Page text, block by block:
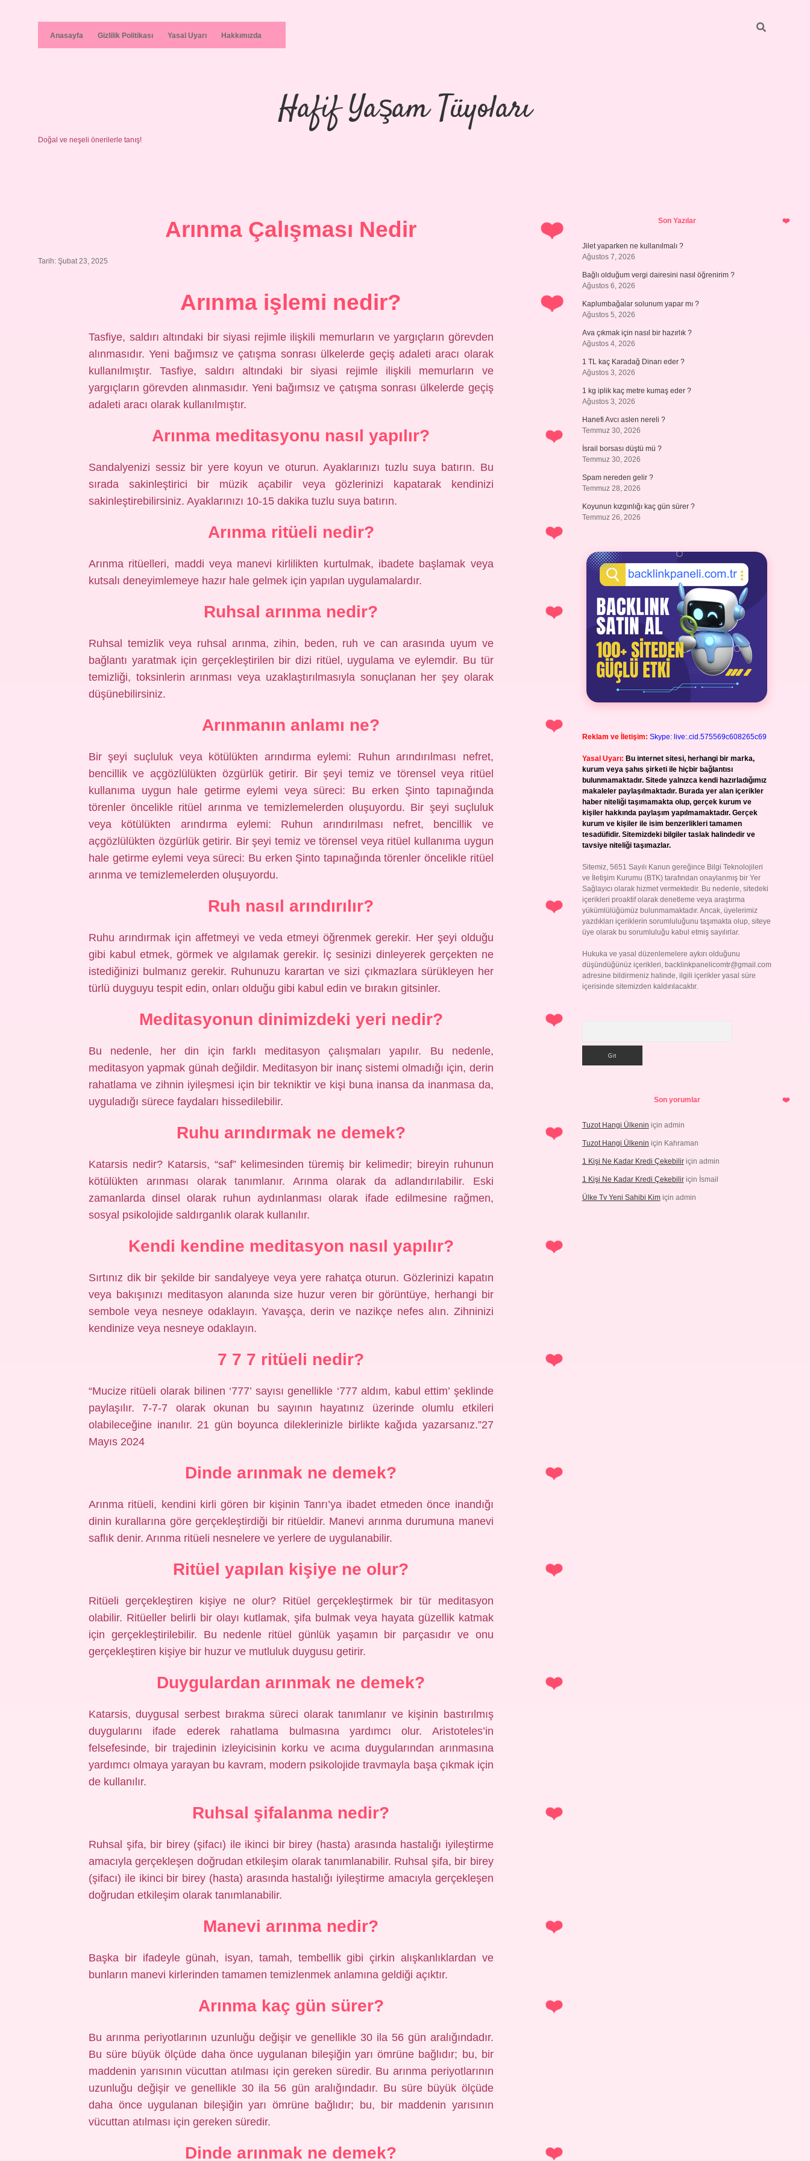
Anasayfa Gizlilik Politikası Yasal Uyarı Hakkımızda
Hafif Yaşam Tüyoları
Doğal ve neşeli önerilerle tanış!
Arınma Çalışması Nedir
Tarih: Şubat 23, 2025
Arınma işlemi nedir?
Tasfiye, saldırı altındaki bir siyasi rejimle ilişkili memurların ve yargıçların görevden
alınmasıdır. Yeni bağımsız ve çatışma sonrası ülkelerde geçiş adaleti aracı olarak
kullanılmıştır. Tasfiye, saldırı altındaki bir siyasi rejimle ilişkili memurların ve
yargıçların görevden alınmasıdır. Yeni bağımsız ve çatışma sonrası ülkelerde geçiş
adaleti aracı olarak kullanılmıştır.
Arınma meditasyonu nasıl yapılır?
Sandalyenizi sessiz bir yere koyun ve oturun. Ayaklarınızı tuzlu suya batırın. Bu
sırada sakinleştirici bir müzik açabilir veya gözlerinizi kapatarak kendinizi
sakinleştirebilirsiniz. Ayaklarınızı 10-15 dakika tuzlu suya batırın.
Arınma ritüeli nedir?
Arınma ritüelleri, maddi veya manevi kirlilikten kurtulmak, ibadete başlamak veya
kutsalı deneyimlemeye hazır hale gelmek için yapılan uygulamalardır.
Ruhsal arınma nedir?
Ruhsal temizlik veya ruhsal arınma, zihin, beden, ruh ve can arasında uyum ve
bağlantı yaratmak için gerçekleştirilen bir dizi ritüel, uygulama ve eylemdir. Bu tür
temizliği, toksinlerin arınması veya uzaklaştırılmasıyla sonuçlanan her şey olarak
düşünebilirsiniz.
Arınmanın anlamı ne?
Bir şeyi suçluluk veya kötülükten arındırma eylemi: Ruhun arındırılması nefret,
bencillik ve açgözlülükten özgürlük getirir. Bir şeyi temiz ve törensel veya ritüel
kullanıma uygun hale getirme eylemi veya süreci: Bu erken Şinto tapınağında
törenler öncelikle ritüel arınma ve temizlemelerden oluşuyordu. Bir şeyi suçluluk
veya kötülükten arındırma eylemi: Ruhun arındırılması nefret, bencillik ve
açgözlülükten özgürlük getirir. Bir şeyi temiz ve törensel veya ritüel kullanıma uygun
hale getirme eylemi veya süreci: Bu erken Şinto tapınağında törenler öncelikle ritüel
arınma ve temizlemelerden oluşuyordu.
Ruh nasıl arındırılır?
Ruhu arındırmak için affetmeyi ve veda etmeyi öğrenmek gerekir. Her şeyi olduğu
gibi kabul etmek, görmek ve algılamak gerekir. İç sesinizi dinleyerek gerçekten ne
istediğinizi bulmanız gerekir. Ruhunuzu karartan ve sizi çıkmazlara sürükleyen her
türlü duyguyu tespit edin, onları olduğu gibi kabul edin ve bırakın gitsinler.
Meditasyonun dinimizdeki yeri nedir?
Bu nedenle, her din için farklı meditasyon çalışmaları yapılır. Bu nedenle,
meditasyon yapmak günah değildir. Meditasyon bir inanç sistemi olmadığı için, derin
rahatlama ve zihnin iyileşmesi için bir tekniktir ve kişi buna inansa da inanmasa da,
uyguladığı sürece faydaları hissedilebilir.
Ruhu arındırmak ne demek?
Katarsis nedir? Katarsis, “saf” kelimesinden türemiş bir kelimedir; bireyin ruhunun
kötülükten arınması olarak tanımlanır. Arınma olarak da adlandırılabilir. Eski
zamanlarda dinsel olarak ruhun aydınlanması olarak ifade edilmesine rağmen,
sosyal psikolojide saldırganlık olarak kullanılır.
Kendi kendine meditasyon nasıl yapılır?
Sırtınız dik bir şekilde bir sandalyeye veya yere rahatça oturun. Gözlerinizi kapatın
veya bakışınızı meditasyon alanında size huzur veren bir görüntüye, herhangi bir
sembole veya nesneye odaklayın. Yavaşça, derin ve nazikçe nefes alın. Zihninizi
kendinize veya nesneye odaklayın.
7 7 7 ritüeli nedir?
“Mucize ritüeli olarak bilinen ‘777’ sayısı genellikle ‘777 aldım, kabul ettim’ şeklinde
paylaşılır. 7-7-7 olarak okunan bu sayının hayatınız üzerinde olumlu etkileri
olabileceğine inanılır. 21 gün boyunca dileklerinizle birlikte kağıda yazarsanız.”27
Mayıs 2024
Dinde arınmak ne demek?
Arınma ritüeli, kendini kirli gören bir kişinin Tanrı’ya ibadet etmeden önce inandığı
dinin kurallarına göre gerçekleştirdiği bir ritüeldir. Manevi arınma durumuna manevi
saflık denir. Arınma ritüeli nesnelere ve yerlere de uygulanabilir.
Ritüel yapılan kişiye ne olur?
Ritüeli gerçekleştiren kişiye ne olur? Ritüel gerçekleştirmek bir tür meditasyon
olabilir. Ritüeller belirli bir olayı kutlamak, şifa bulmak veya hayata güzellik katmak
için gerçekleştirilebilir. Bu nedenle ritüel günlük yaşamın bir parçasıdır ve onu
gerçekleştiren kişiye bir huzur ve mutluluk duygusu getirir.
Duygulardan arınmak ne demek?
Katarsis, duygusal serbest bırakma süreci olarak tanımlanır ve kişinin bastırılmış
duygularını ifade ederek rahatlama bulmasına yardımcı olur. Aristoteles’in
felsefesinde, bir trajedinin izleyicisinin korku ve acıma duygularından arınmasına
yardımcı olmaya yarayan bu kavram, modern psikolojide travmayla başa çıkmak için
de kullanılır.
Ruhsal şifalanma nedir?
Ruhsal şifa, bir birey (şifacı) ile ikinci bir birey (hasta) arasında hastalığı iyileştirme
amacıyla gerçekleşen doğrudan etkileşim olarak tanımlanabilir. Ruhsal şifa, bir birey
(şifacı) ile ikinci bir birey (hasta) arasında hastalığı iyileştirme amacıyla gerçekleşen
doğrudan etkileşim olarak tanımlanabilir.
Manevi arınma nedir?
Başka bir ifadeyle günah, isyan, tamah, tembellik gibi çirkin alışkanlıklardan ve
bunların manevi kirlerinden tamamen temizlenmek anlamına geldiği açıktır.
Arınma kaç gün sürer?
Bu arınma periyotlarının uzunluğu değişir ve genellikle 30 ila 56 gün aralığındadır.
Bu süre büyük ölçüde daha önce uygulanan bileşiğin yarı ömrüne bağlıdır; bu, bir
maddenin yarısının vücuttan atılması için gereken süredir. Bu arınma periyotlarının
uzunluğu değişir ve genellikle 30 ila 56 gün aralığındadır. Bu süre büyük ölçüde
daha önce uygulanan bileşiğin yarı ömrüne bağlıdır; bu, bir maddenin yarısının
vücuttan atılması için gereken süredir.
Dinde arınmak ne demek?
SidebarSon Yazılar
Jilet yaparken ne kullanılmalı ?
Ağustos 7, 2026
Bağlı olduğum vergi dairesini nasıl öğrenirim ?
Ağustos 6, 2026
Kaplumbağalar solunum yapar mı ?
Ağustos 5, 2026
Ava çıkmak için nasıl bir hazırlık ?
Ağustos 4, 2026
1 TL kaç Karadağ Dinarı eder ?
Ağustos 3, 2026
1 kg iplik kaç metre kumaş eder ?
Ağustos 3, 2026
Hanefi Avcı aslen nereli ?
Temmuz 30, 2026
İsrail borsası düştü mü ?
Temmuz 30, 2026
Spam nereden gelir ?
Temmuz 28, 2026
Koyunun kızgınlığı kaç gün sürer ?
Temmuz 26, 2026
Reklam ve İletişim: Skype: live:.cid.575569c608265c69
Yasal Uyarı: Bu internet sitesi, herhangi bir marka,
kurum veya şahıs şirketi ile hiçbir bağlantısı
bulunmamaktadır. Sitede yalnızca kendi hazırladığımız
makaleler paylaşılmaktadır. Burada yer alan içerikler
haber niteliği taşımamakta olup, gerçek kurum ve
kişiler hakkında paylaşım yapılmamaktadır. Gerçek
kurum ve kişiler ile isim benzerlikleri tamamen
tesadüfidir. Sitemizdeki bilgiler taslak halindedir ve
tavsiye niteliği taşımazlar.
Sitemiz, 5651 Sayılı Kanun gereğince Bilgi Teknolojileri
ve İletişim Kurumu (BTK) tarafından onaylanmış bir Yer
Sağlayıcı olarak hizmet vermektedir. Bu nedenle, sitedeki
içerikleri proaktif olarak denetleme veya araştırma
yükümlülüğümüz bulunmamaktadır. Ancak, üyelerimiz
yazdıkları içeriklerin sorumluluğunu taşımakta olup, siteye
üye olarak bu sorumluluğu kabul etmiş sayılırlar.
Hukuka ve yasal düzenlemelere aykırı olduğunu
düşündüğünüz içerikleri, backlinkpanelicomtr@gmail.com
adresine bildirmeniz halinde, ilgili içerikler yasal süre
içerisinde sitemizden kaldırılacaktır.
Son yorumlar
Tuzot Hangi Ülkenin için admin
Tuzot Hangi Ülkenin için Kahraman
1 Kişi Ne Kadar Kredi Çekebiliriçin admin
1 Kişi Ne Kadar Kredi Çekebiliriçin İsmail
Ülke Tv Yeni Sahibi Kimiçin admin